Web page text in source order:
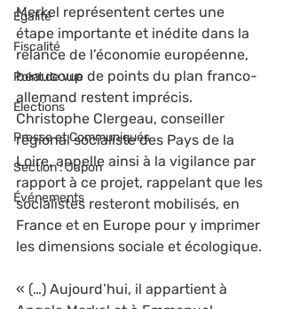
Égalité
Fiscalité
Point de vue
Élections
Presse et Communiqués
Section : Japon
Événements
Merkel représentent certes une
étape importante et inédite dans la
relance de l’économie européenne,
beaucoup de points du plan franco-
allemand restent imprécis.
Christophe Clergeau, conseiller
régional socialiste des Pays de la
Loire, appelle ainsi à la vigilance par
rapport à ce projet, rappelant que les
socialistes resteront mobilisés, en
France et en Europe pour y imprimer
les dimensions sociale et écologique.
« (…) Aujourd’hui, il appartient à